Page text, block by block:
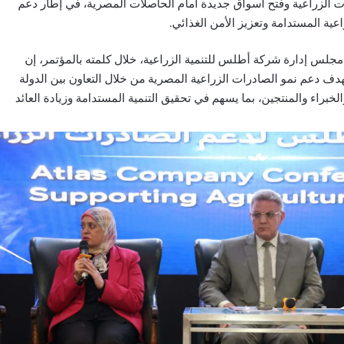
الزراعية وفتح أسواق جديدة أمام الحاصلات المصرية، في إطار دعم
المستدامة وتعزيز الأمن الغذائي.
إدارة شركة أطلس للتنمية الزراعية، خلال كلمته بالمؤتمر، إن
دعم نمو الصادرات الزراعية المصرية من خلال التعاون بين الدولة
والمنتجين، بما يسهم في تحقيق التنمية المستدامة وزيادة العائد